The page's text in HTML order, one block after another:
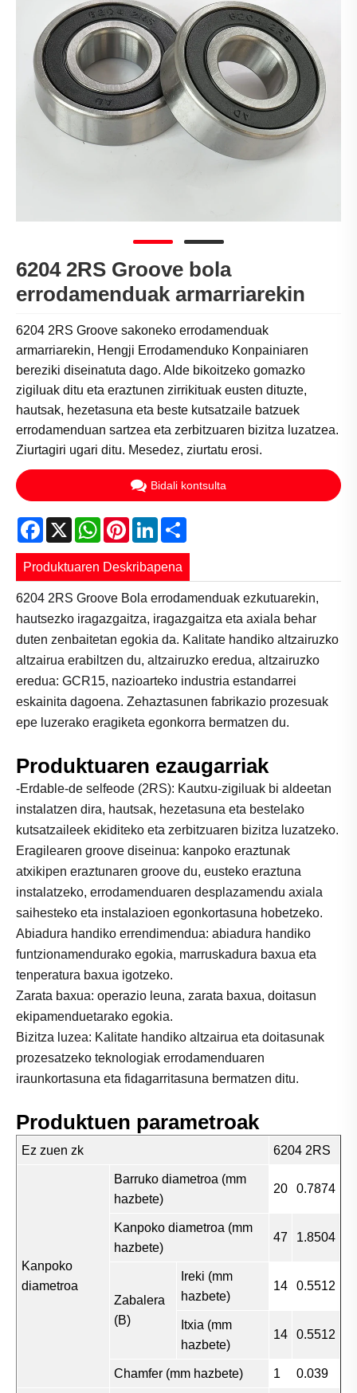
6204 2RS Groove bola
errodamenduak armarriarekin
6204 2RS Groove sakoneko errodamenduak
armarriarekin, Hengji Errodamenduko Konpainiaren
bereziki diseinatuta dago. Alde bikoitzeko gomazko
zigiluak ditu eta eraztunen zirrikituak eusten dituzte,
hautsak, hezetasuna eta beste kutsatzaile batzuek
errodamenduan sartzea eta zerbitzuaren bizitza luzatzea.
Ziurtagiri ugari ditu. Mesedez, ziurtatu erosi.
Bidali kontsulta
Facebook
X WhatsApp
PinterestLinkedIn
Produktuaren Deskribapena
6204 2RS Groove Bola errodamenduak ezkutuarekin,
hautsezko iragazgaitza, iragazgaitza eta axiala behar
duten zenbaitetan egokia da. Kalitate handiko altzairuzko
altzairua erabiltzen du, altzairuzko eredua, altzairuzko
eredua: GCR15, nazioarteko industria estandarrei
eskainita dagoena. Zehaztasunen fabrikazio prozesuak
epe luzerako eragiketa egonkorra bermatzen du.
Produktuaren ezaugarriak
-Erdable-de selfeode (2RS): Kautxu-zigiluak bi aldeetan
instalatzen dira, hautsak, hezetasuna eta bestelako
kutsatzaileek ekiditeko eta zerbitzuaren bizitza luzatzeko.
Eragilearen groove diseinua: kanpoko eraztunak
atxikipen eraztunaren groove du, eusteko eraztuna
instalatzeko, errodamenduaren desplazamendu axiala
saihesteko eta instalazioen egonkortasuna hobetzeko.
Abiadura handiko errendimendua: abiadura handiko
funtzionamendurako egokia, marruskadura baxua eta
tenperatura baxua igotzeko.
Zarata baxua: operazio leuna, zarata baxua, doitasun
ekipamenduetarako egokia.
Bizitza luzea: Kalitate handiko altzairua eta doitasunak
prozesatzeko teknologiak errodamenduaren
iraunkortasuna eta fidagarritasuna bermatzen ditu.
Produktuen parametroak
Ez zuen zk 6204 2RS
Kanpoko
diametroa
Barruko diametroa (mm
hazbete)
20 0.7874
Kanpoko diametroa (mm
hazbete)
47 1.8504
Zabalera
(B)
Ireki (mm
hazbete)
14 0.5512
Itxia (mm
hazbete)
14 0.5512
Chamfer (mm hazbete) 1 0.039